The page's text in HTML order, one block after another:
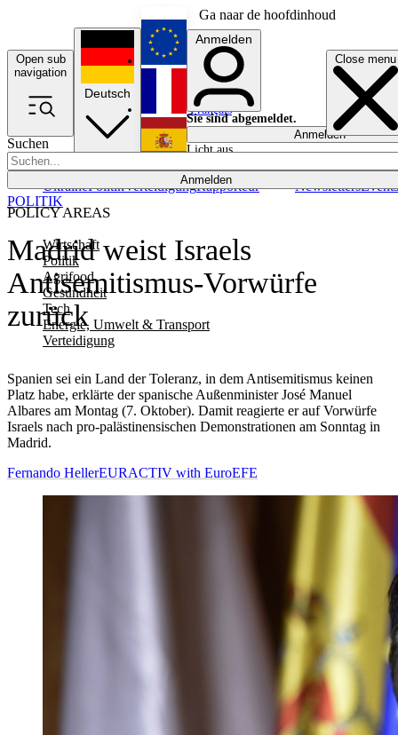
Ga naar de hoofdinhoud
Open sub
navigation
Close menu
Suchen
Anmelden
POLICY AREAS
Wirtschaft
Politik
Agrifood
Gesundheit
Tech
Energie, Umwelt & Transport
Verteidigung
UkrainePolitikVerteidigungRapporteur NewslettersEvents
Deutsch
English
Français
Anmelden
Sie sind abgemeldet.
Anmelden
Licht aus
Madrid weist Israels
Antisemitismus-Vorwürfe
zurück
Spanien sei ein Land der Toleranz, in dem Antisemitismus keinen
Platz habe, erklärte der spanische Außenminister José Manuel
Albares am Montag (7. Oktober). Damit reagierte er auf Vorwürfe
Israels nach pro-palästinensischen Demonstrationen am Sonntag in
Madrid.
POLITIK
Fernando HellerEURACTIV with EuroEFE